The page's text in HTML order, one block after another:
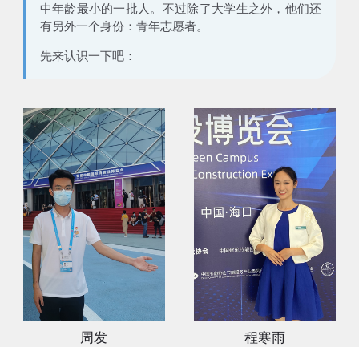
中年龄最小的一批人。不过除了大学生之外，他们还
有另外一个身份： 青年志愿者。
先来认识一下吧：
周发 程寒雨